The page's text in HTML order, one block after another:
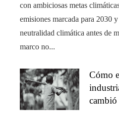
con ambiciosas metas
emisiones marcada para 2030
neutralidad climática antes de
marco no...
Cómo
cambió